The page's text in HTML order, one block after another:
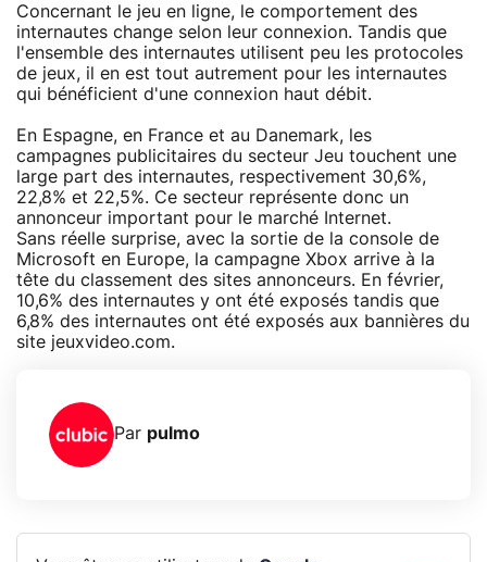
Concernant le jeu en ligne, le comportement des
internautes change selon leur connexion. Tandis que
l'ensemble des internautes utilisent peu les protocoles
de jeux, il en est tout autrement pour les internautes
qui bénéficient d'une connexion haut débit.
En Espagne, en France et au Danemark, les
campagnes publicitaires du secteur Jeu touchent une
large part des internautes, respectivement 30,6%,
22,8% et 22,5%. Ce secteur représente donc un
annonceur important pour le marché Internet.
Sans réelle surprise, avec la sortie de la console de
Microsoft en Europe, la campagne Xbox arrive à la
tête du classement des sites annonceurs. En février,
10,6% des internautes y ont été exposés tandis que
6,8% des internautes ont été exposés aux bannières du
site jeuxvideo.com.
Par pulmo